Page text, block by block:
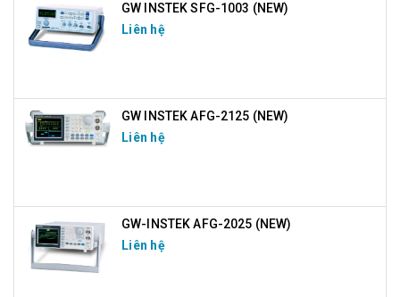
GW INSTEK SFG-1003 (NEW)
Liên hệ
GW INSTEK AFG-2125 (NEW)
Liên hệ
GW-INSTEK AFG-2025 (NEW)
Liên hệ